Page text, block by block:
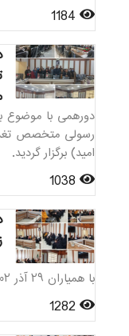
دورهمی با موضوع
رسولی متخصص
امید) برگزار گردید.
با همیاران ۲۹ آذر ۱۴۰۲